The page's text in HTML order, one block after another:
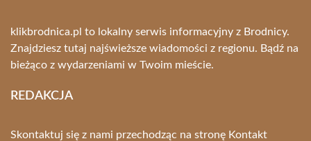
klikbrodnica.pl to lokalny serwis informacyjny z Brodnicy.
Znajdziesz tutaj najświeższe wiadomości z regionu. Bądź na
bieżąco z wydarzeniami w Twoim mieście.
REDAKCJA
Skontaktuj się z nami przechodząc na stronę Kontakt